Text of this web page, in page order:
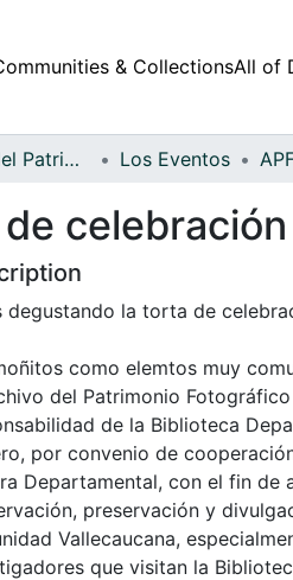
& CollectionsAll of
Fondo Archivo del Patrimonio Fotográfico y Fílmico del Valle del Cauca Los Eventos
celebración
degustando la torta de
como elemtos muy
del Patrimonio
de la Biblioteca
por convenio de
Departamental, con el fin de
preservación y
Vallecaucana,
que visitan la